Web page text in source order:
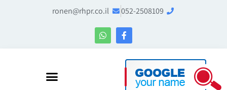
052-2508109
ronen@rhpr.co.il